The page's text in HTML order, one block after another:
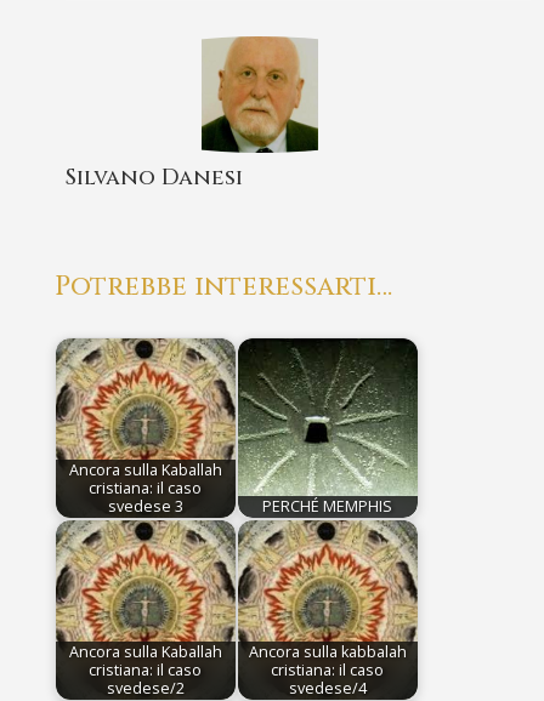
Silvano Danesi
Potrebbe interessarti…
Ancora sulla Kaballah
cristiana: il caso
svedese 3
PERCHÉ MEMPHIS
Ancora sulla Kaballah
cristiana: il caso
svedese/2
Ancora sulla kabbalah
cristiana: il caso
svedese/4